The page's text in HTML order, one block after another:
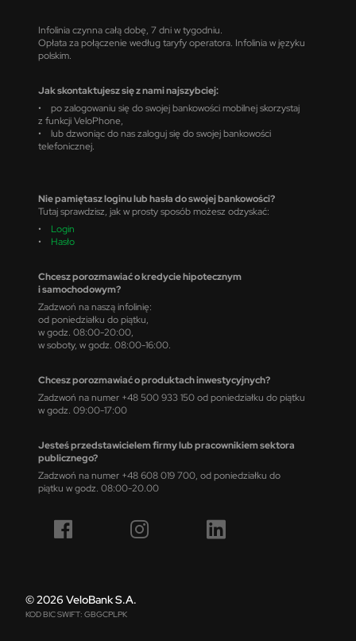
Infolinia czynna całą dobę, 7 dni w tygodniu.
Opłata za połączenie według taryfy operatora. Infolinia w języku
polskim.
Jak skontaktujesz się z nami najszybciej:
• po zalogowaniu się do swojej bankowości mobilnej skorzystaj
z funkcji VeloPhone,
• lub dzwoniąc do nas zaloguj się do swojej bankowości
telefonicznej.
Nie pamiętasz loginu lub hasła do swojej bankowości?
Tutaj sprawdzisz, jak w prosty sposób możesz odzyskać:
• Login
• Hasło
Chcesz porozmawiać o kredycie hipotecznym
i samochodowym?
Zadzwoń na naszą infolinię:
od poniedziałku do piątku,
w godz. 08:00-20:00,
w soboty, w godz. 08:00-16:00.
Chcesz porozmawiać o produktach inwestycyjnych?
Zadzwoń na numer +48 500 933 150 od poniedziałku do piątku
w godz. 09:00-17:00
Jesteś przedstawicielem firmy lub pracownikiem sektora
publicznego?
Zadzwoń na numer +48 608 019 700, od poniedziałku do
piątku w godz. 08:00-20.00
© 2026 VeloBank S.A.
KOD BIC SWIFT: GBGCPLPK